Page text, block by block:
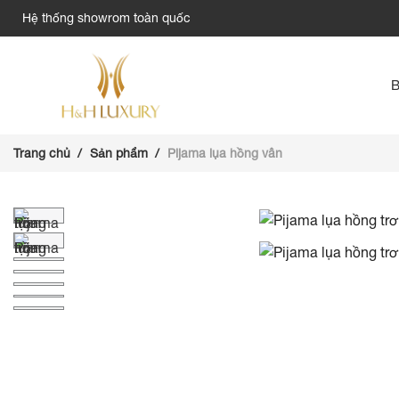
Hệ thống showrom toàn quốc
Trang chủ Sản phẩm Pijama lụa hồng vân